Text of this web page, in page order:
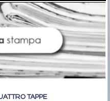
TAPPE